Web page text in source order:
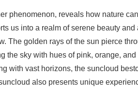
phenomenon, reveals how nature
us into a realm of serene beauty
The golden rays of the sun pierce
sky with hues of pink, orange,
with vast horizons, the suncloud
also presents unique